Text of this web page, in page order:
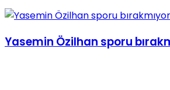
Yasemin Özilhan sporu